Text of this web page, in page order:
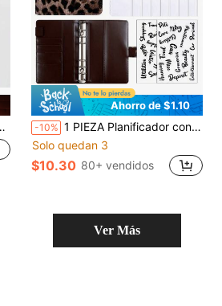
Ahorro de $1.10
-10% 1 PIEZA Planificador con cremallera tamaño A6 con estampado de leopardo - Carpeta presupuestaria de piel sintética (PU) con bolsillo para efectivo, cuaderno de seguimiento de gastos, organizador de viaje, cuaderno de anillas multifuncional para viajes y oficina - Color marrón café
Solo quedan 3
$10.30 80+ vendidos
Ver Más